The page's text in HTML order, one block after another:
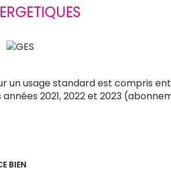
ce bien rare, alliant cachet,
sont disponibles sur le site
un usage standard est compris
2021, 2022 et 2023
BIEN